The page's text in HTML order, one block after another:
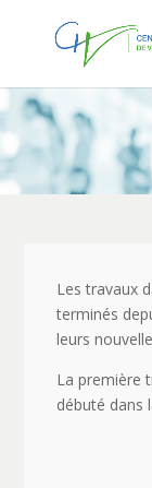
Les travaux
terminés
leurs
La première
débuté dans